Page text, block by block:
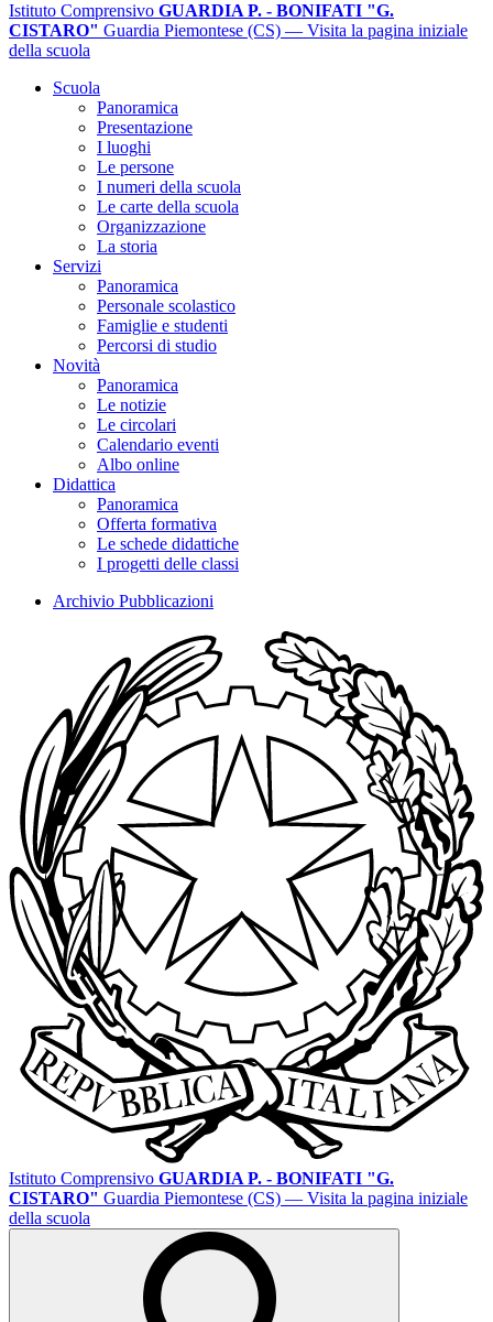
Istituto Comprensivo GUARDIA P. - BONIFATI "G.
CISTARO" Guardia Piemontese (CS) — Visita la pagina iniziale
della scuola
Scuola
Panoramica
Presentazione
I luoghi
Le persone
I numeri della scuola
Le carte della scuola
Organizzazione
La storia
Servizi
Panoramica
Personale scolastico
Famiglie e studenti
Percorsi di studio
Novità
Panoramica
Le notizie
Le circolari
Calendario eventi
Albo online
Didattica
Panoramica
Offerta formativa
Le schede didattiche
I progetti delle classi
Archivio Pubblicazioni
Istituto Comprensivo GUARDIA P. - BONIFATI "G.
CISTARO" Guardia Piemontese (CS) — Visita la pagina iniziale
della scuola